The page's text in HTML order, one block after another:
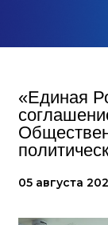
«Единая
05 августа